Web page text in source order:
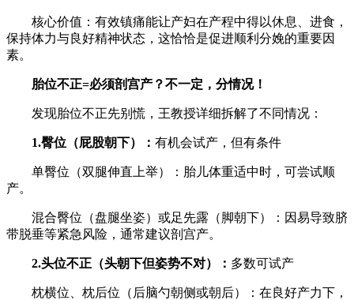
核心价值：有效镇痛能让产妇在产程中得以休息、进食，
保持体力与良好精神状态，这恰恰是促进顺利分娩的重要因
素。
胎位不正=必须剖宫产？不一定，分情况！
发现胎位不正先别慌，王教授详细拆解了不同情况：
1.臀位（屁股朝下）： 有机会试产，但有条件
单臀位（双腿伸直上举）：胎儿体重适中时，可尝试顺
产。
混合臀位（盘腿坐姿）或足先露（脚朝下）：因易导致脐
带脱垂等紧急风险，通常建议剖宫产。
2.头位不正（头朝下但姿势不对）： 多数可试产
枕横位、枕后位（后脑勺朝侧或朝后）：在良好产力下，